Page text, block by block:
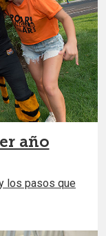
año
los pasos que